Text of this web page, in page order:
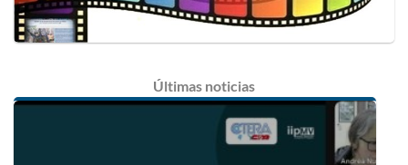
Últimas noticias